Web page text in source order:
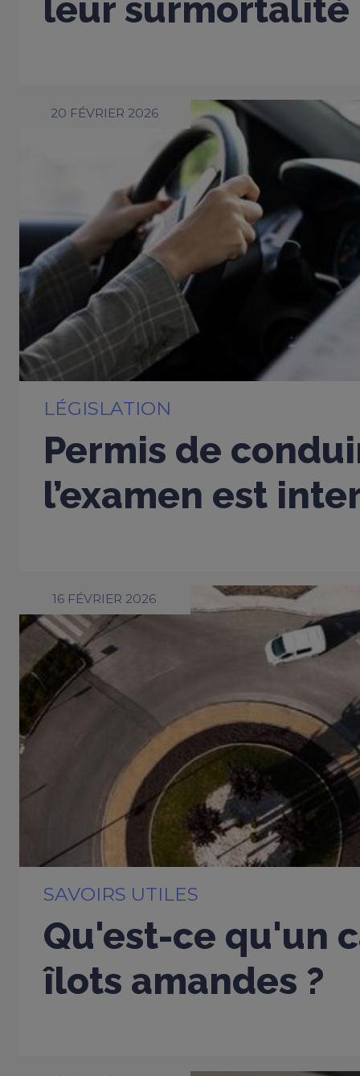
leur
20 FÉVRIER 2026
LÉGISLATION
Permis de
l’examen est
16 FÉVRIER 2026
SAVOIRS UTILES
Qu'est-ce qu'un
îlots amandes ?